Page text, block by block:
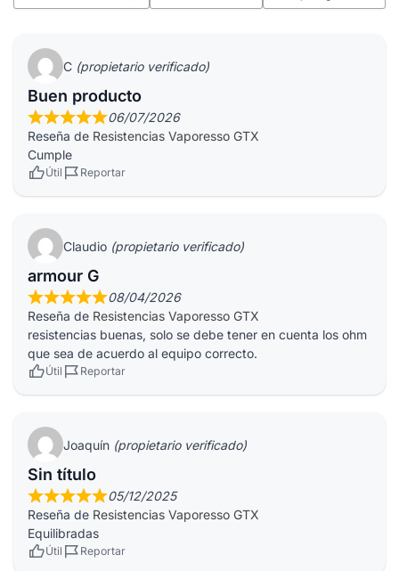
C (propietario verificado)
Buen producto
06/07/2026
Reseña de Resistencias Vaporesso GTX
Cumple
Útil Reportar
Claudio (propietario verificado)
armour G
08/04/2026
Reseña de Resistencias Vaporesso GTX
resistencias buenas, solo se debe tener en cuenta los ohm
que sea de acuerdo al equipo correcto.
Útil Reportar
Joaquín (propietario verificado)
Sin título
05/12/2025
Reseña de Resistencias Vaporesso GTX
Equilibradas
Útil Reportar